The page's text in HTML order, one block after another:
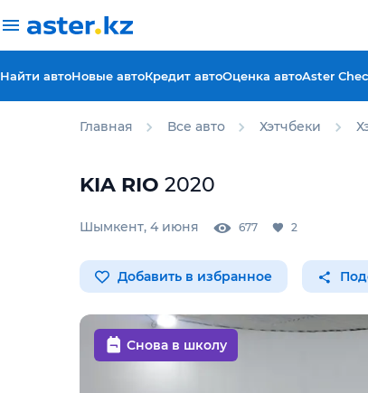
Найти автоНовые автоКредит автоОценка автоAster
Главная Все авто Хэтчбеки
KIA RIO 2020
Шымкент, 4 июня 677 2
Добавить в избранное
Снова в школу